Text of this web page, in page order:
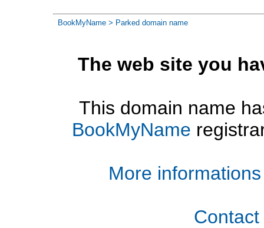
BookMyName > Parked domain name
The web site you
This domain name
BookMyName
More